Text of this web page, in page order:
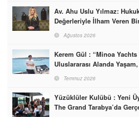
Av. Ahu Uslu Yılmaz:
Değerleriyle İlham Veren
Ağustos 2026
Kerem Gül : “Minoa Yachts
Uluslararası Alanda
Markası Olacak”
Temmuz 2026
Yüzüklüler Kulübü : Yeni
The Grand Tarabya’da